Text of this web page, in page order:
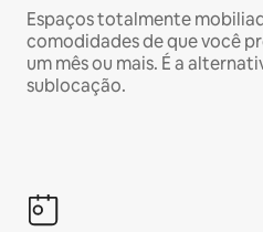
Espaços totalmente
comodidades de que você
um mês ou mais. É a
sublocação.